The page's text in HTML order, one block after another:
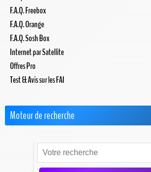
F.A.Q. Freebox
F.A.Q. Orange
F.A.Q. Sosh Box
Internet par Satellite
Offres Pro
Test & Avis sur les FAI
Moteur de recherche